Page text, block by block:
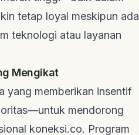
tetap loyal meskipun ada
teknologi atau layanan
Mengikat
yang memberikan insentif
mendorong
koneksi.co. Program